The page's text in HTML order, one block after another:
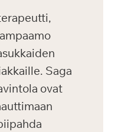
Saga
ovat